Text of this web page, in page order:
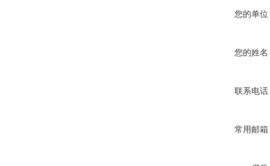
您的单位
您的姓名
联系电话
常用邮箱